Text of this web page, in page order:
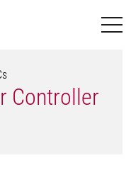
Controller